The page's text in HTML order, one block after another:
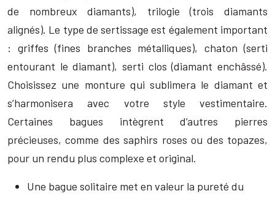
de nombreux diamants), trilogie (trois diamants
alignés). Le type de sertissage est également important
: griffes (fines branches métalliques), chaton (serti
entourant le diamant), serti clos (diamant enchâssé).
Choisissez une monture qui sublimera le diamant et
s’harmonisera avec votre style vestimentaire.
Certaines bagues intègrent d’autres pierres
précieuses, comme des saphirs roses ou des topazes,
pour un rendu plus complexe et original.
Une bague solitaire met en valeur la pureté du